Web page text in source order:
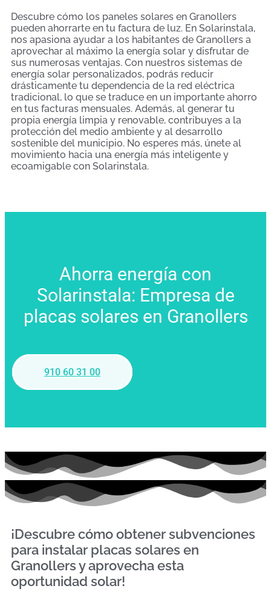
Descubre cómo los paneles solares en Granollers
pueden ahorrarte en tu factura de luz. En Solarinstala,
nos apasiona ayudar a los habitantes de Granollers a
aprovechar al máximo la energía solar y disfrutar de
sus numerosas ventajas. Con nuestros sistemas de
energía solar personalizados, podrás reducir
drásticamente tu dependencia de la red eléctrica
tradicional, lo que se traduce en un importante ahorro
en tus facturas mensuales. Además, al generar tu
propia energía limpia y renovable, contribuyes a la
protección del medio ambiente y al desarrollo
sostenible del municipio. No esperes más, únete al
movimiento hacia una energía más inteligente y
ecoamigable con Solarinstala.
Ahorra energía con
Solarinstala: Empresa de
placas solares en Granollers
910 60 31 00
¡Descubre cómo obtener subvenciones
para instalar placas solares en
Granollers y aprovecha esta
oportunidad solar!